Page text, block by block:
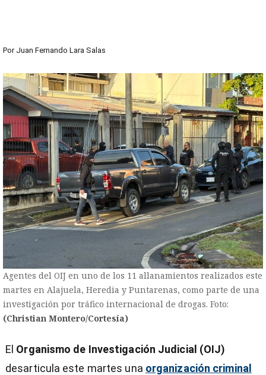
Por Juan Fernando Lara Salas
Agentes del OIJ en uno de los 11 allanamientos realizados este
martes en Alajuela, Heredia y Puntarenas, como parte de una
investigación por tráfico internacional de drogas. Foto:
(Christian Montero/Cortesía)
El Organismo de Investigación Judicial (OIJ)
desarticula este martes una organización criminal